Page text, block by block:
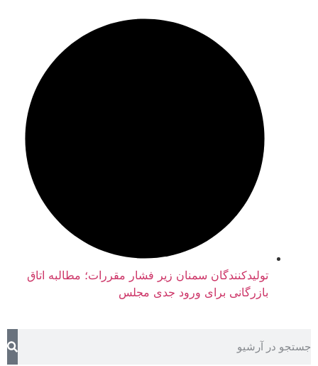
تولیدکنندگان سمنان زیر فشار مقررات؛ مطالبه اتاق
بازرگانی برای ورود جدی مجلس